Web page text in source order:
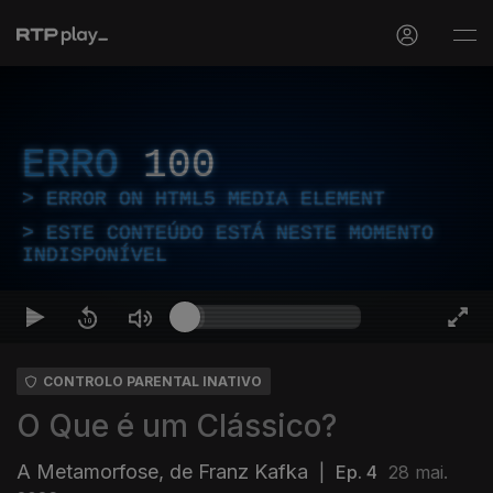
ERRO 100
ERROR ON HTML5 MEDIA ELEMENT
ESTE CONTEÚDO ESTÁ NESTE MOMENTO
INDISPONÍVEL
CONTROLO PARENTAL INATIVO
O Que é um Clássico?
A Metamorfose, de Franz Kafka Ep. 4 28 mai.